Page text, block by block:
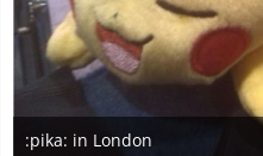
:pika: in London